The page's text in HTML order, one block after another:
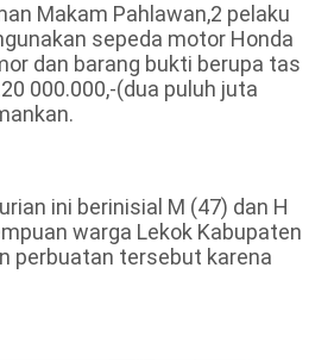
Makam Pahlawan,2 pelaku
sepeda motor Honda
dan barang bukti berupa tas
000.000,-(dua puluh juta
ini berinisial M (47) dan H
warga Lekok Kabupaten
perbuatan tersebut karena